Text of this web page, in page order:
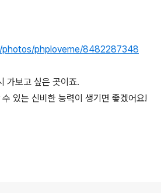
phploveme/8482287348
가보고 싶은 곳이죠.
있는 신비한 능력이 생기면 좋겠어요!